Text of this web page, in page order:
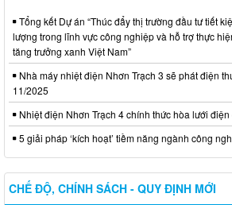
Tổng kết Dự án “Thúc đẩy thị trường đầu tư tiết
lượng trong lĩnh vực công nghiệp và hỗ trợ thực
tăng trưởng xanh Việt Nam”
Nhà máy nhiệt điện Nhơn Trạch 3 sẽ phát điện
11/2025
Nhiệt điện Nhơn Trạch 4 chính thức hòa lưới
5 giải pháp ‘kích hoạt’ tiềm năng ngành công
CHẾ ĐỘ, CHÍNH SÁCH - QUY ĐỊNH MỚI